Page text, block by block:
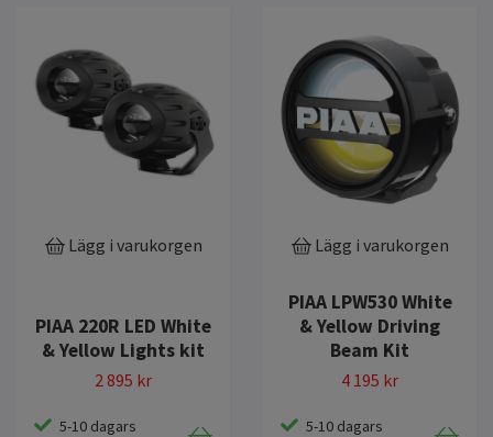
Lägg i varukorgen
PIAA 220R LED White
& Yellow Lights kit
2 895 kr
5-10 dagars
Lägg i varukorgen
PIAA LPW530 White
& Yellow Driving
Beam Kit
4 195 kr
5-10 dagars